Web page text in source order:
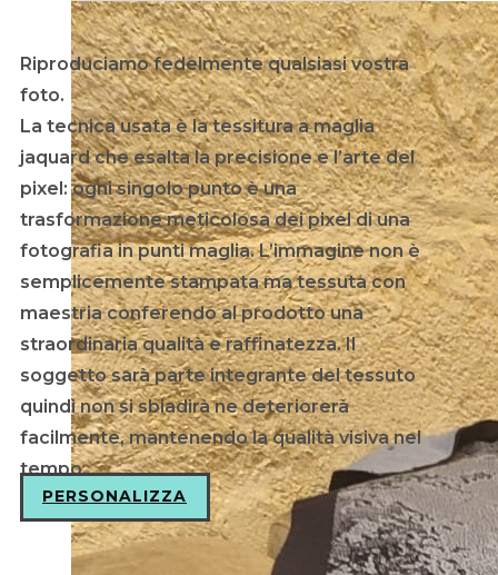
Riproduciamo fedelmente qualsiasi vostra
foto.
La tecnica usata è la tessitura a maglia
jaquard che esalta la precisione e l’arte del
pixel: ogni singolo punto è una
trasformazione meticolosa dei pixel di una
fotografia in punti maglia. L’immagine non è
semplicemente stampata ma tessuta con
maestria conferendo al prodotto una
straordinaria qualità e raffinatezza. Il
soggetto sarà parte integrante del tessuto
quindi non si sbiadirà ne deteriorerà
facilmente, mantenendo la qualità visiva nel
tempo.
PERSONALIZZA